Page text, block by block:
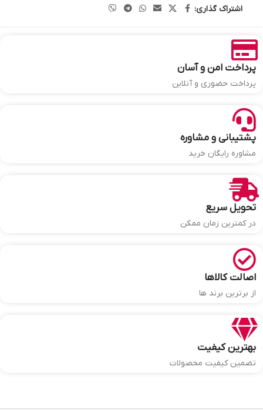
اشتراک گذاری:
پرداخت امن و آسان
پرداخت حضوری و آنلاین
پشتیبانی و مشاوره
مشاوره رایگان خرید
تحویل سریع
در کمترین زمان ممکن
اصالت کالاها
از برترین برند ها
بهترین کیفیت
تضمین کیفیت محصولات